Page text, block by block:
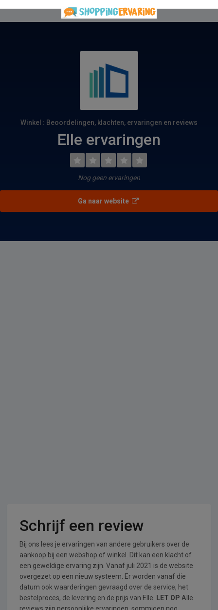
Winkel : Beoordelingen, klachten, ervaringen en reviews
Elle ervaringen
Nog geen ervaringen
Ga naar website
Schrijf een review
Bij ons lees je ervaringen van andere gebruikers over de
aankoop bij een webshop of winkel. Dit kan een klacht of
een geweldige ervaring zijn. Vanaf juli 2021 is de website
overgezet op een nieuw systeem. Er worden vanaf die
datum ook waarderingen gevraagd over de service, het
bestelproces, de levering en de prijs van Elle.
LET OP Alle